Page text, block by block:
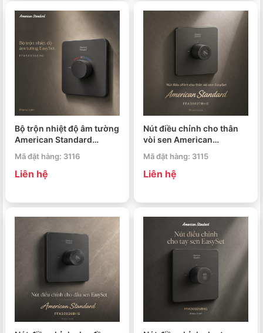
Bộ trộn nhiệt độ âm tường
American Standard
Mã đặt hàng: 3116
Liên hệ
Nút điều chỉnh cho thân
vòi sen American
EasySet
Mã đặt hàng: 3115
Liên hệ